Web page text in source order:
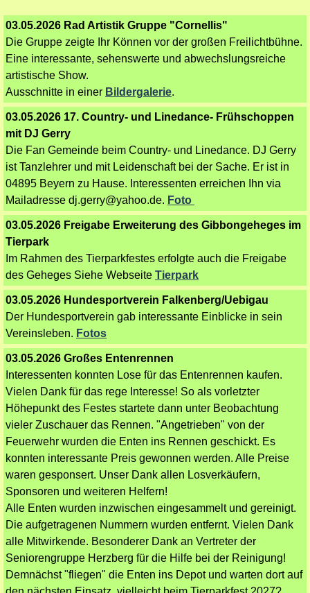
03.05.2026 Rad Artistik Gruppe "Cornellis"
Die Gruppe zeigte Ihr Können vor der großen Freilichtbühne.
Eine interessante, sehenswerte und abwechslungsreiche
artistische Show.
Ausschnitte in einer Bildergalerie.
03.05.2026 17. Country- und Linedance- Frühschoppen
mit DJ Gerry
Die Fan Gemeinde beim Country- und Linedance. DJ Gerry
ist Tanzlehrer und mit Leidenschaft bei der Sache. Er ist in
04895 Beyern zu Hause. Interessenten erreichen Ihn via
Mailadresse dj.gerry@yahoo.de. Foto
03.05.2026 Freigabe Erweiterung des Gibbongeheges im
Tierpark
Im Rahmen des Tierparkfestes erfolgte auch die Freigabe
des Geheges Siehe Webseite Tierpark
03.05.2026 Hundesportverein Falkenberg/Uebigau
Der Hundesportverein gab interessante Einblicke in sein
Vereinsleben. Fotos
03.05.2026 Großes Entenrennen
Interessenten konnten Lose für das Entenrennen kaufen.
Vielen Dank für das rege Interesse! So als vorletzter
Höhepunkt des Festes startete dann unter Beobachtung
vieler Zuschauer das Rennen. "Angetrieben" von der
Feuerwehr wurden die Enten ins Rennen geschickt. Es
konnten interessante Preis gewonnen werden. Alle Preise
waren gesponsert. Unser Dank allen Losverkäufern,
Sponsoren und weiteren Helfern!
Alle Enten wurden inzwischen eingesammelt und gereinigt.
Die aufgetragenen Nummern wurden entfernt. Vielen Dank
alle Mitwirkende. Besonderer Dank an Vertreter der
Seniorengruppe Herzberg für die Hilfe bei der Reinigung!
Demnächst "fliegen" die Enten ins Depot und warten dort auf